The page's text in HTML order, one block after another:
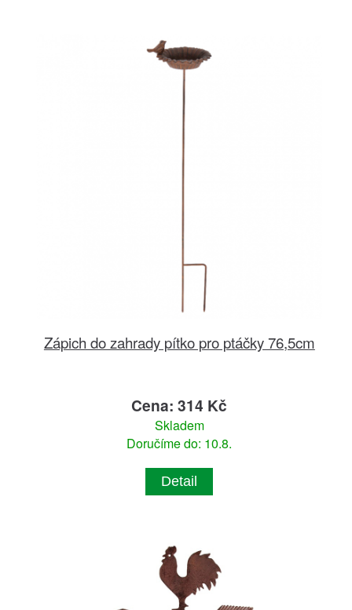
Zápich do zahrady pítko pro ptáčky 76,5cm
Cena: 314 Kč
Skladem
Doručíme do: 10.8.
Detail